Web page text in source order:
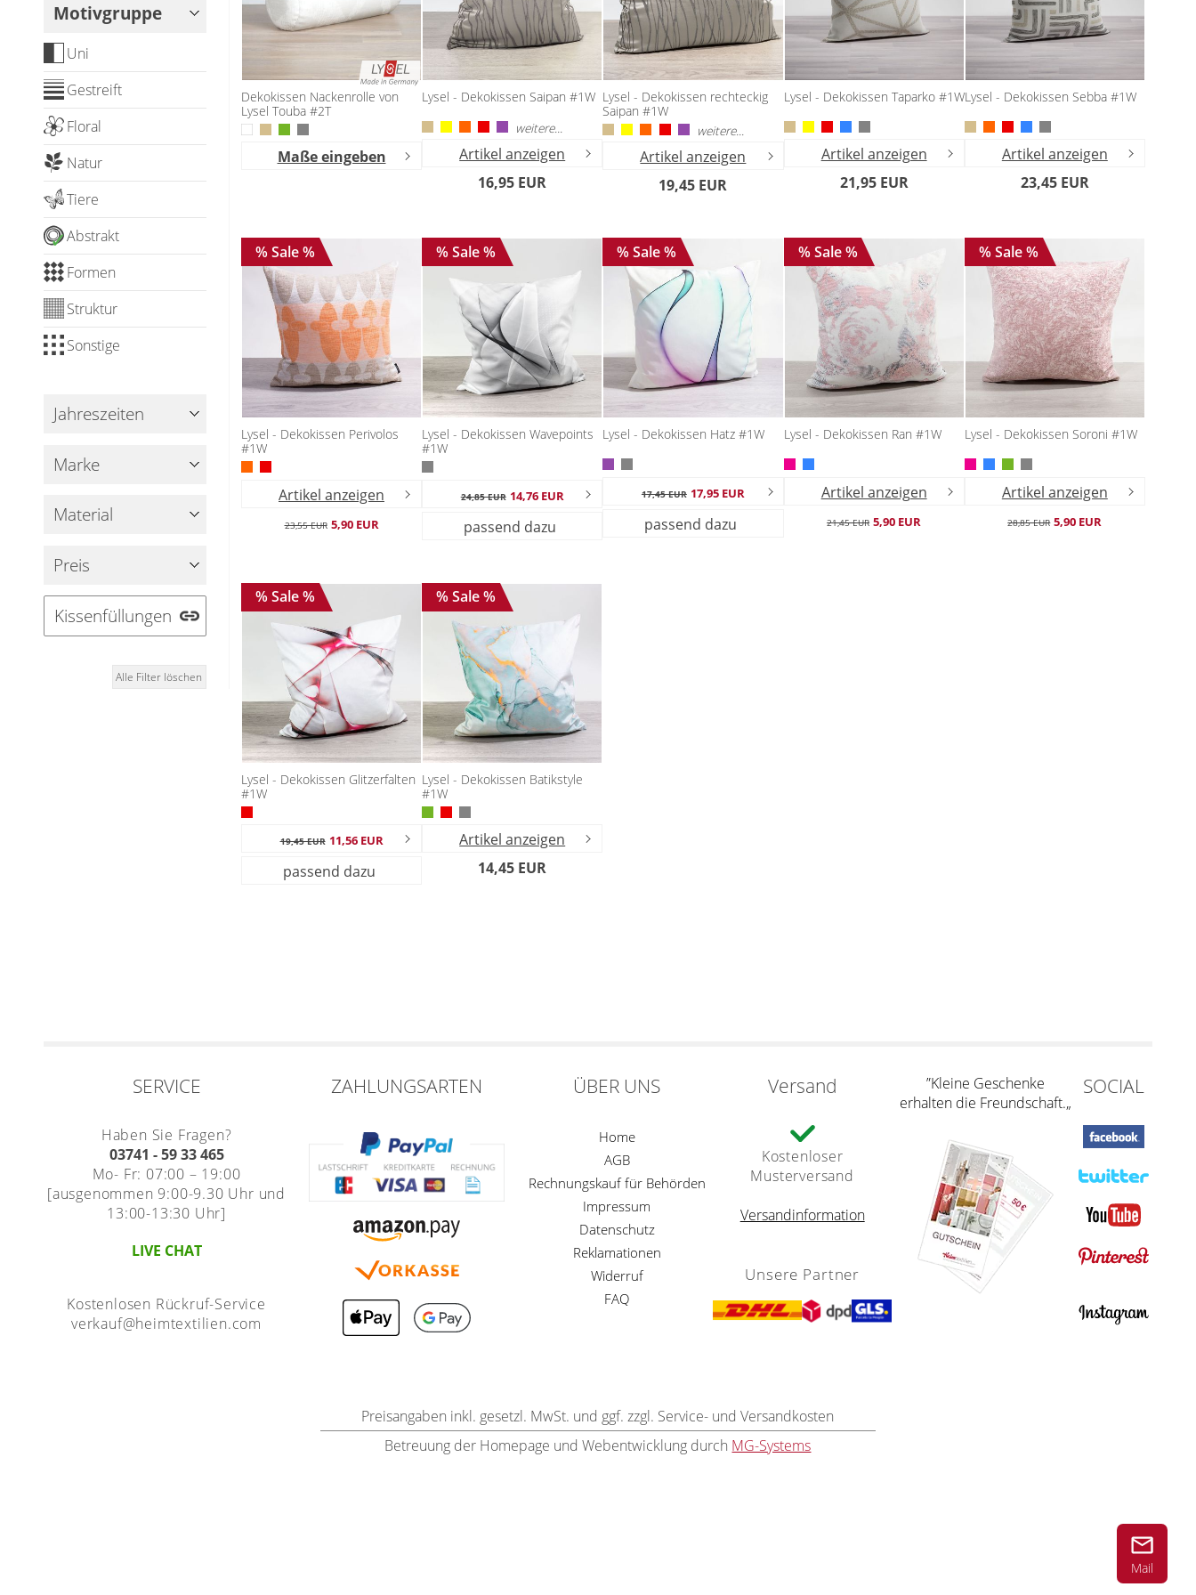
Gardinenstange
Stoffe
Panneaux
Motivgruppe
Uni
Gestreift
Floral
Natur
Tiere
✓Abstrakt
Formen
Struktur
Sonstige
Jahreszeiten
Marke
Material
Preis
Kissenfüllungen
Alle Filter löschen
Dekokissen Nackenrolle von
Lysel Touba #2T
Maße eingeben
Lysel - Dekokissen Saipan #1W
weitere...
Artikel anzeigen
16,95 EUR
Lysel - Dekokissen rechteckig
Saipan #1W
weitere...
Artikel anzeigen
19,45 EUR
Lysel - Dekokissen Taparko #1W
Artikel anzeigen
21,95 EUR
Lysel - Dekokissen Sebba #1W
Artikel anzeigen
23,45 EUR
% Sale %
Lysel - Dekokissen Perivolos
#1W
Artikel anzeigen
23,55 EUR 5,90 EUR
% Sale %
Lysel - Dekokissen Wavepoints
#1W
24,85 EUR 14,76 EUR
passend dazu
% Sale %
Lysel - Dekokissen Hatz #1W
17,45 EUR 17,95 EUR
passend dazu
% Sale %
Lysel - Dekokissen Ran #1W
Artikel anzeigen
21,45 EUR 5,90 EUR
% Sale %
Lysel - Dekokissen Soroni #1W
Artikel anzeigen
28,85 EUR 5,90 EUR
% Sale %
Lysel - Dekokissen Glitzerfalten
#1W
19,45 EUR 11,56 EUR
passend dazu
% Sale %
Lysel - Dekokissen Batikstyle
#1W
Artikel anzeigen
14,45 EUR
SERVICE
Haben Sie Fragen?
03741 - 59 33 465
Mo- Fr: 07:00 – 19:00
[ausgenommen 9:00-9.30 Uhr und
13:00-13:30 Uhr]
LIVE CHAT
Kostenlosen Rückruf-Service
verkauf@heimtextilien.com
ZAHLUNGSARTEN ÜBER UNS
Home
AGB
Rechnungskauf für Behörden
Impressum
Datenschutz
Reklamationen
Widerruf
FAQ
Versand
Kostenloser
Musterversand
Versandinformation
Unsere Partner
”Kleine Geschenke
erhalten die Freundschaft.„
SOCIAL
Preisangaben inkl. gesetzl. MwSt. und ggf. zzgl. Service- und Versandkosten
Betreuung der Homepage und Webentwicklung durch MG-Systems
Mail